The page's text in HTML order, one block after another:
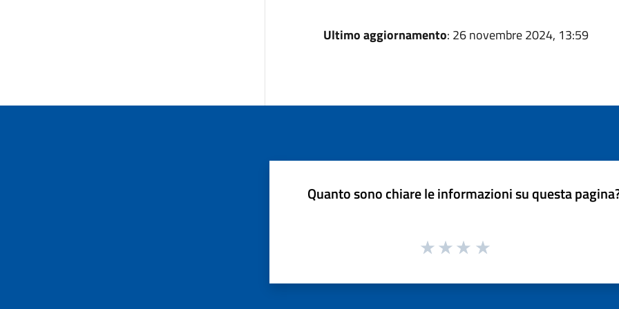
Ultimo aggiornamento: 26 novembre 2024, 13:59
Quanto sono chiare le informazioni su questa